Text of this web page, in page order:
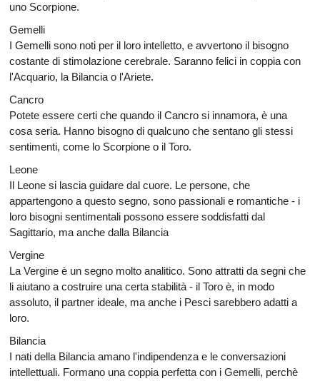
uno Scorpione.
Gemelli
I Gemelli sono noti per il loro intelletto, e avvertono il bisogno
costante di stimolazione cerebrale. Saranno felici in coppia con
l'Acquario, la Bilancia o l'Ariete.
Cancro
Potete essere certi che quando il Cancro si innamora, è una
cosa seria. Hanno bisogno di qualcuno che sentano gli stessi
sentimenti, come lo Scorpione o il Toro.
Leone
Il Leone si lascia guidare dal cuore. Le persone, che
appartengono a questo segno, sono passionali e romantiche - i
loro bisogni sentimentali possono essere soddisfatti dal
Sagittario, ma anche dalla Bilancia
Vergine
La Vergine è un segno molto analitico. Sono attratti da segni che
li aiutano a costruire una certa stabilità - il Toro è, in modo
assoluto, il partner ideale, ma anche i Pesci sarebbero adatti a
loro.
Bilancia
I nati della Bilancia amano l'indipendenza e le conversazioni
intellettuali. Formano una coppia perfetta con i Gemelli, perchè